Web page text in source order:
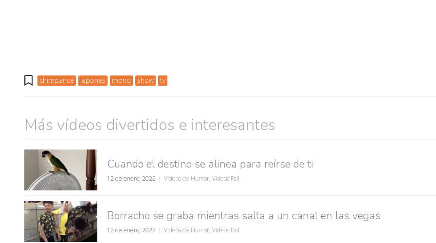
chimpancé japones mono show tv
Más vídeos divertidos e interesantes
Cuando el destino se alinea para reírse de ti
12 de enero, 2022 Videos de Humor, Videos Fail
Borracho se graba mientras salta a un canal en las vegas
12 de enero, 2022 Videos de Humor, Videos Fail